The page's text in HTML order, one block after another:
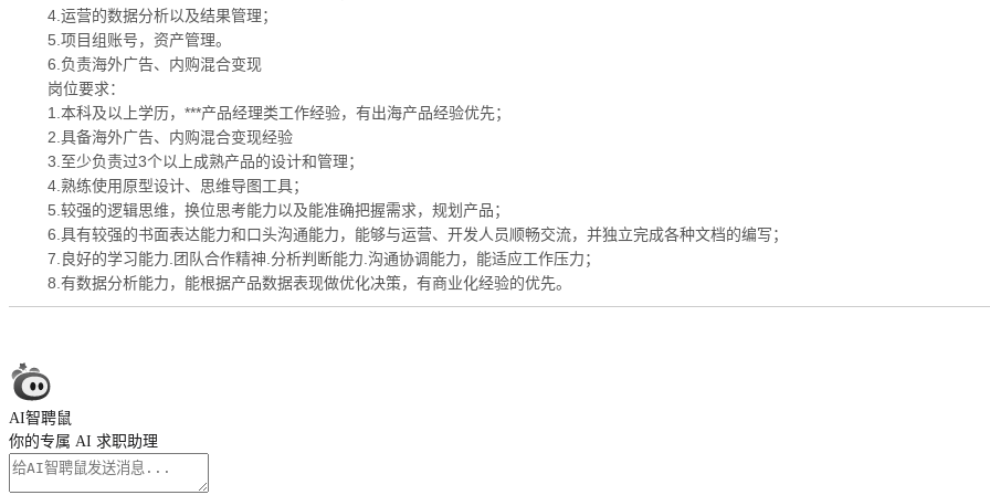
4.运营的数据分析以及结果管理；
5.项目组账号，资产管理。
6.负责海外广告、内购混合变现
岗位要求：
1.本科及以上学历，***产品经理类工作经验，有出海产品经验优先；
2.具备海外广告、内购混合变现经验
3.至少负责过3个以上成熟产品的设计和管理；
4.熟练使用原型设计、思维导图工具；
5.较强的逻辑思维，换位思考能力以及能准确把握需求，规划产品；
6.具有较强的书面表达能力和口头沟通能力，能够与运营、开发人员顺畅交流，并独立完成各种文档的编写；
7.良好的学习能力.团队合作精神.分析判断能力.沟通协调能力，能适应工作压力；
8.有数据分析能力，能根据产品数据表现做优化决策，有商业化经验的优先。
AI智聘鼠
你的专属 AI 求职助理